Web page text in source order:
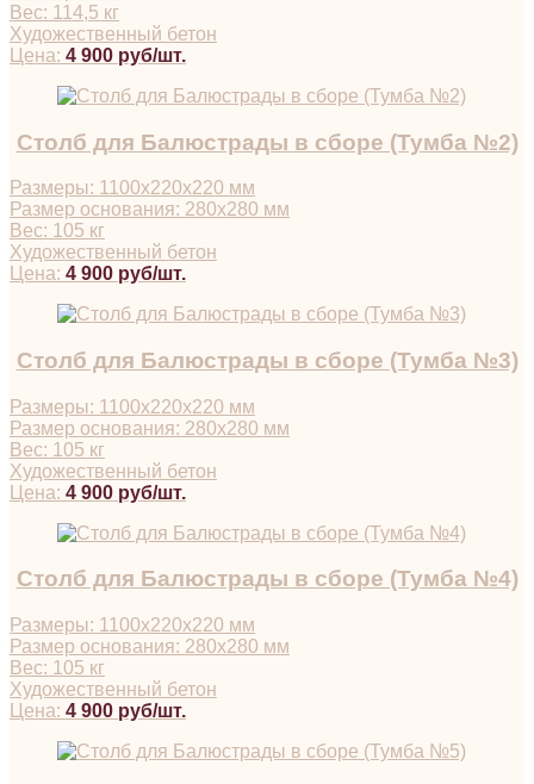
Вес: 114,5 кг
Художественный бетон
Цена: 4 900 руб/шт.
Столб для Балюстрады в сборе (Тумба №2)
Размеры: 1100х220х220 мм
Размер основания: 280х280 мм
Вес: 105 кг
Художественный бетон
Цена: 4 900 руб/шт.
Столб для Балюстрады в сборе (Тумба №3)
Размеры: 1100х220х220 мм
Размер основания: 280х280 мм
Вес: 105 кг
Художественный бетон
Цена: 4 900 руб/шт.
Столб для Балюстрады в сборе (Тумба №4)
Размеры: 1100х220х220 мм
Размер основания: 280х280 мм
Вес: 105 кг
Художественный бетон
Цена: 4 900 руб/шт.